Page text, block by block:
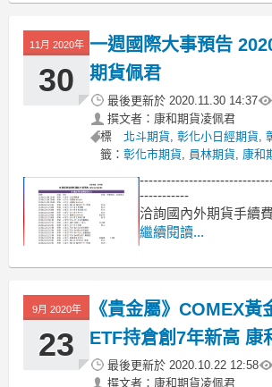
原油期貨、輕原油CL
交易時間??
11月 2020年
30
一週國際大事預告
期貨佩君
最後更新於 2020.11.30 14:37
撰文者：康和期貨凌佩君
標
籤：
北斗期貨,彰化小日經期貨,
彰化市期貨, 員林期貨, 康和
-----------
洽詢國內外期貨手續費
專線洽詢 0935-884886
康和期貨佩君
繼續閱讀...
9月 2020年
23
《貴金屬》COMEX黃
ETF持倉創7年新高 康
最後更新於 2020.10.22 12:58
撰文者：康和期貨凌佩君